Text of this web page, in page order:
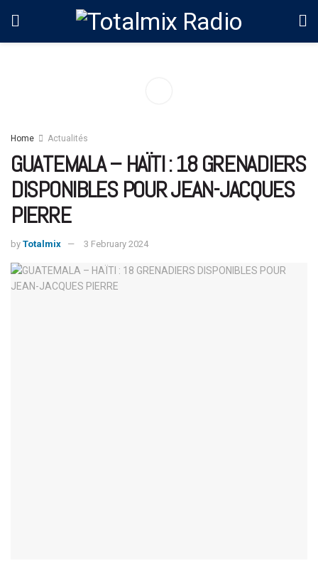
Home Actualités
GUATEMALA – HAÏTI : 18 GRENADIERS
DISPONIBLES POUR JEAN-JACQUES
PIERRE
by Totalmix 3 February 2024